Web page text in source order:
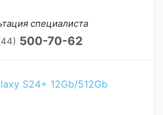
специалиста
500-70-62